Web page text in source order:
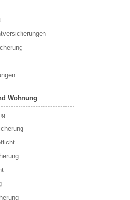
Wohnung